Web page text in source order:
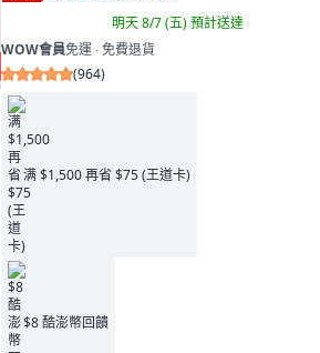
明天 8/7 (五)預計送達
WOW會員免運 ∙ 免費退貨
(964)
满 $1,500 再省 $75 (王道卡)
$8 酷澎幣回饋